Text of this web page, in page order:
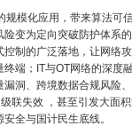
规模化应用，带来算法可
险变为定向突破防护体系
制的广泛落地，让网络
端；IT与OT网络的深度
漏洞、跨境数据合规风险
联失效 ，甚至引发大面
全与国计民生底线。